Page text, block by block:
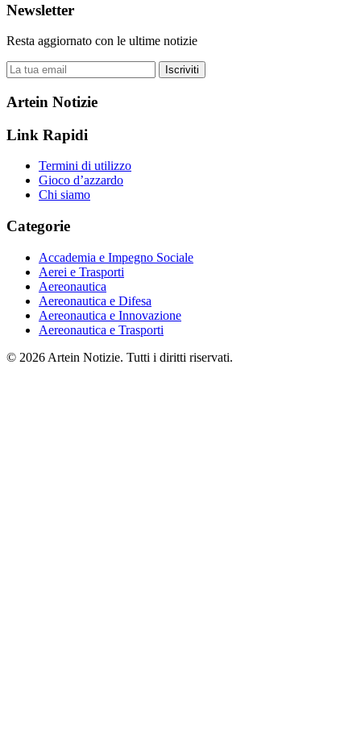
Newsletter
Resta aggiornato con le ultime notizie
Iscriviti
Artein Notizie
Link Rapidi
Termini di utilizzo
Gioco d’azzardo
Chi siamo
Categorie
Accademia e Impegno Sociale
Aerei e Trasporti
Aereonautica
Aereonautica e Difesa
Aereonautica e Innovazione
Aereonautica e Trasporti
© 2026 Artein Notizie. Tutti i diritti riservati.